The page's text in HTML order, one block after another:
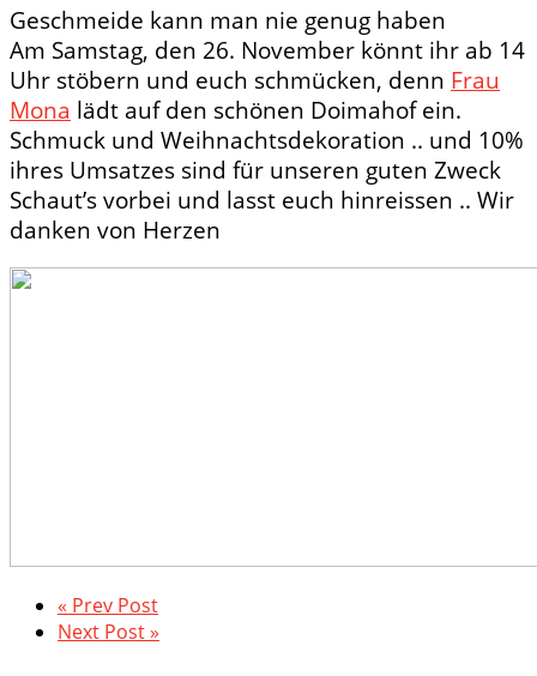
Geschmeide kann man nie genug haben
Am Samstag, den 26. November könnt ihr ab 14
Uhr stöbern und euch schmücken, denn Frau
Mona lädt auf den schönen Doimahof ein.
Schmuck und Weihnachtsdekoration .. und 10%
ihres Umsatzes sind für unseren guten Zweck
Schaut’s vorbei und lasst euch hinreissen .. Wir
danken von Herzen
« Prev Post
Next Post »